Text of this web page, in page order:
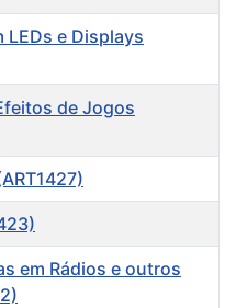
e Displays
de Jogos
em Rádios e outros